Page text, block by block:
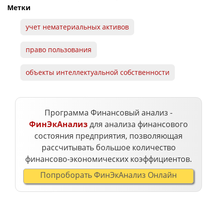
Метки
учет нематериальных активов
право пользования
объекты интеллектуальной собственности
Программа Финансовый анализ -
ФинЭкАнализдля анализа финансового
состояния предприятия, позволяющая
рассчитывать большое количество
финансово-экономических коэффициентов.
Попроборать ФинЭкАнализ Онлайн